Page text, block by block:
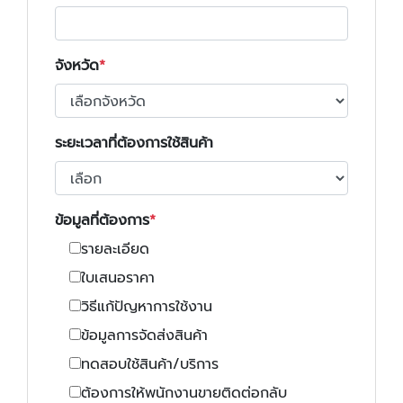
จังหวัด
ระยะเวลาที่ต้องการใช้สินค้า
ข้อมูลที่ต้องการ
รายละเอียด
ใบเสนอราคา
วิธีแก้ปัญหาการใช้งาน
ข้อมูลการจัดส่งสินค้า
ทดสอบใช้สินค้า/บริการ
ต้องการให้พนักงานขายติดต่อกลับ